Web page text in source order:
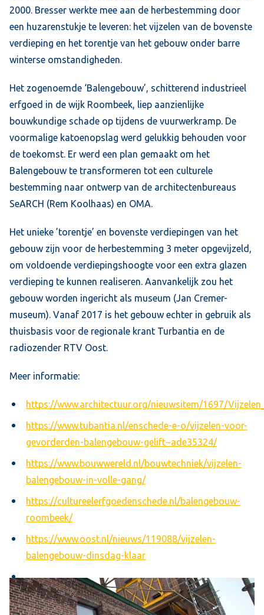
2000. Bresser werkte mee aan de herbestemming door
een huzarenstukje te leveren: het vijzelen van de bovenste
verdieping en het torentje van het gebouw onder barre
winterse omstandigheden.
Het zogenoemde ‘Balengebouw’, schitterend industrieel
erfgoed in de wijk Roombeek, liep aanzienlijke
bouwkundige schade op tijdens de vuurwerkramp. De
voormalige katoenopslag werd gelukkig behouden voor
de toekomst. Er werd een plan gemaakt om het
Balengebouw te transformeren tot een culturele
bestemming naar ontwerp van de architectenbureaus
SeARCH (Rem Koolhaas) en OMA.
Het unieke ’torentje’ en bovenste verdiepingen van het
gebouw zijn voor de herbestemming 3 meter opgevijzeld,
om voldoende verdiepingshoogte voor een extra glazen
verdieping te kunnen realiseren. Aanvankelijk zou het
gebouw worden ingericht als museum (Jan Cremer-
museum). Vanaf 2017 is het gebouw echter in gebruik als
thuisbasis voor de regionale krant Turbantia en de
radiozender RTV Oost.
Meer informatie:
https://www.architectuur.org/nieuwsitem/1697/
https://www.tubantia.nl/enschede-e-o/vijzelen-voor-
gevorderden-balengebouw-gelift~ade35324/
https://www.bouwwereld.nl/bouwtechniek/vijzelen-
balengebouw-in-volle-gang/
https://cultureelerfgoedenschede.nl/balengebouw-
roombeek/
https://www.oost.nl/nieuws/119088/vijzelen-
balengebouw-dinsdag-klaar